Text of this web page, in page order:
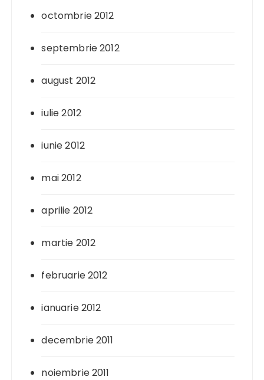
octombrie 2012
septembrie 2012
august 2012
iulie 2012
iunie 2012
mai 2012
aprilie 2012
martie 2012
februarie 2012
ianuarie 2012
decembrie 2011
noiembrie 2011